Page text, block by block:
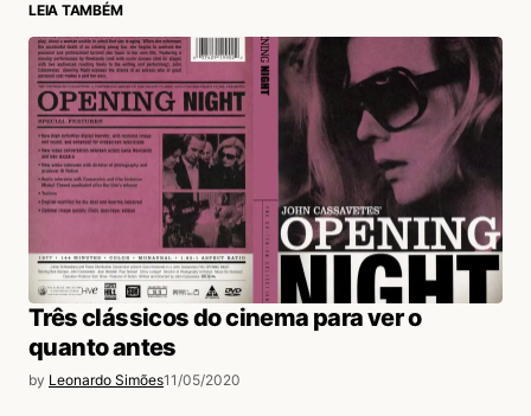
LEIA TAMBÉM
Três clássicos do cinema para ver o
quanto antes
by Leonardo Simões11/05/2020